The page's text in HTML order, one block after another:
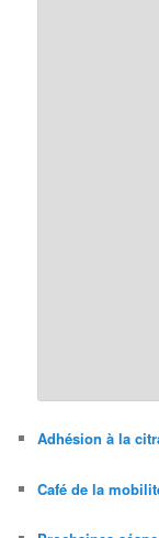
Adhésion à la
Café de la